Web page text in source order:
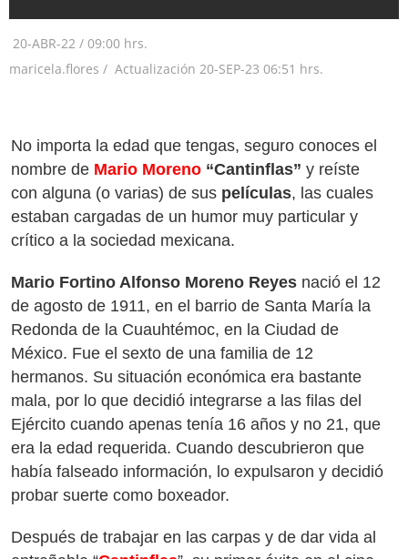
20-ABR-22 / 09:00 hrs.
maricela.flores / Actualización 20-SEP-23 06:51 hrs.
No importa la edad que tengas, seguro conoces el
nombre de Mario Moreno “Cantinflas” y reíste
con alguna (o varias) de sus películas, las cuales
estaban cargadas de un humor muy particular y
crítico a la sociedad mexicana.
Mario Fortino Alfonso Moreno Reyes nació el 12
de agosto de 1911, en el barrio de Santa María la
Redonda de la Cuauhtémoc, en la Ciudad de
México. Fue el sexto de una familia de 12
hermanos. Su situación económica era bastante
mala, por lo que decidió integrarse a las filas del
Ejército cuando apenas tenía 16 años y no 21, que
era la edad requerida. Cuando descubrieron que
había falseado información, lo expulsaron y decidió
probar suerte como boxeador.
Después de trabajar en las carpas y de dar vida al